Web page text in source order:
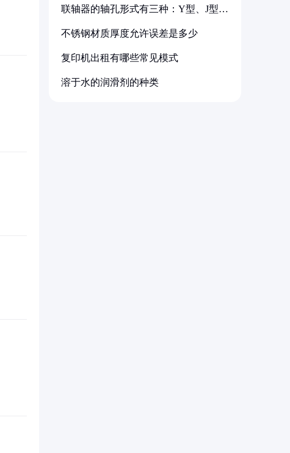
联轴器的轴孔形式有三种：Y型、J型、
不锈钢材质厚度允许误差是多少
复印机出租有哪些常见模式
溶于水的润滑剂的种类